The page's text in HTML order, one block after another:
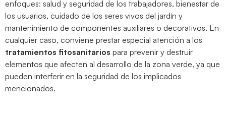
enfoques: salud y seguridad de los trabajadores, bienestar de
los usuarios, cuidado de los seres vivos del jardín y
mantenimiento de componentes auxiliares o decorativos. En
cualquier caso, conviene prestar especial atención a los
tratamientos fitosanitarios para prevenir y destruir
elementos que afecten al desarrollo de la zona verde, ya que
pueden interferir en la seguridad de los implicados
mencionados.